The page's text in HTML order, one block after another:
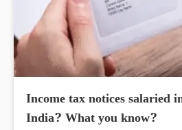
Income tax notices salaried
India? What you know?